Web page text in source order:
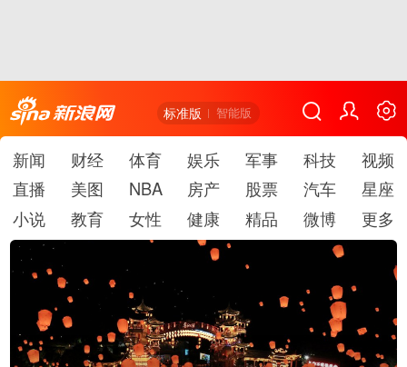
标准版 智能版
新闻 财经 体育 娱乐 军事 科技
视频
直播
美图 NBA 房产 股票 汽车
星座
小说
教育 女性 健康 精品 微博 更多